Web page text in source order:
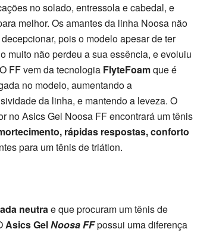
no solado, entressola e cabedal, e
melhor. Os amantes da linha Noosa não
pois o modelo apesar de ter
muito não perdeu a sua essência, e evoluiu
FF vem da tecnologia FlyteFoamque é
no modelo, aumentando a
da linha, e mantendo a leveza. O
no Asics Gel Noosa FF encontrará um tênis
rápidas respostas, conforto
para um tênis de triátlon.
neutrae que procuram um tênis de
Asics GelNoosa FFpossui uma diferença